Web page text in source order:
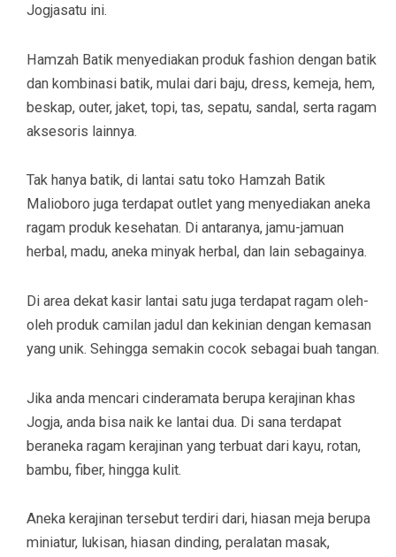
Jogjasatu ini.
Hamzah Batik menyediakan produk fashion dengan batik
dan kombinasi batik, mulai dari baju, dress, kemeja, hem,
beskap, outer, jaket, topi, tas, sepatu, sandal, serta ragam
aksesoris lainnya.
Tak hanya batik, di lantai satu toko Hamzah Batik
Malioboro juga terdapat outlet yang menyediakan aneka
ragam produk kesehatan. Di antaranya, jamu-jamuan
herbal, madu, aneka minyak herbal, dan lain sebagainya.
Di area dekat kasir lantai satu juga terdapat ragam oleh-
oleh produk camilan jadul dan kekinian dengan kemasan
yang unik. Sehingga semakin cocok sebagai buah tangan.
Jika anda mencari cinderamata berupa kerajinan khas
Jogja, anda bisa naik ke lantai dua. Di sana terdapat
beraneka ragam kerajinan yang terbuat dari kayu, rotan,
bambu, fiber, hingga kulit.
Aneka kerajinan tersebut terdiri dari, hiasan meja berupa
miniatur, lukisan, hiasan dinding, peralatan masak,